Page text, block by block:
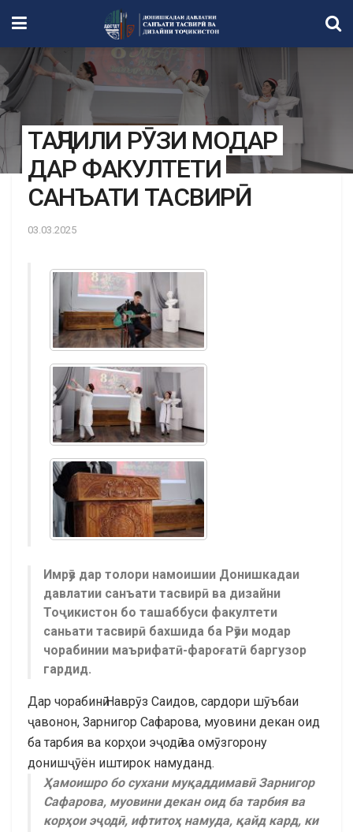
ТАҶЛИЛИ РӮЗИ МОДАР
ДАР ФАКУЛТЕТИ
САНЪАТИ ТАСВИРӢ
03.03.2025
Имрӯз дар толори намоишии Донишкадаи
давлатии санъати тасвирӣ ва дизайни
Тоҷикистон бо ташаббуси факултети
саньати тасвирӣ бахшида ба Рӯзи модар
чорабинии маърифатӣ-фароғатӣ баргузор
гардид.
Дар чорабинӣ Наврӯз Саидов, сардори шӯъбаи
ҷавонон, Зарнигор Сафарова, муовини декан оид
ба тарбия ва корҳои эҷодӣ ва омӯзгорону
донишҷӯён иштирок намуданд.
Ҳамоишро бо сухани муқаддимавӣ Зарнигор
Сафарова, муовини декан оид ба тарбия ва
корҳои эҷодӣ, ифтитоҳ намуда, қайд кард, ки